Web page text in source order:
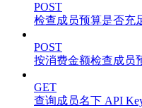
POST
检查成员预算是否充
POST
按消费金额检查成员
GET
查询成员名下 API